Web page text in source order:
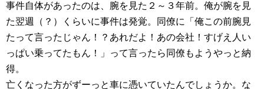
事件自体があったのは、腕を見た２～３年前。俺が腕を見
た翌週（？）くらいに事件は発覚。同僚に「俺この前腕見
たって言ったじゃん！？あれだよ！あの会社！すげえ人い
っぱい乗ってたもん！」って言ったら同僚もようやっと納
得。
亡くなった方がずーっと車に憑いていたんでしょうか。な